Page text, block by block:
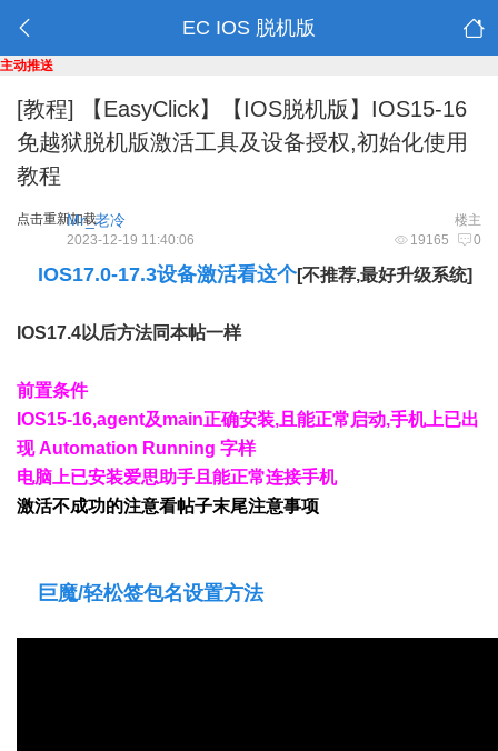
EC IOS 脱机版
主动推送
[教程]
【EasyClick】【IOS脱机版】IOS15-16
免越狱脱机版激活工具及设备授权,初始化使用
教程
点击重新加载 楼主
Mr_老冷
19165 0
2023-12-19 11:40:06
IOS17.0-17.3设备激活看这个[不推荐,最好升级系统]
IOS17.4以后方法同本帖一样
前置条件
IOS15-16,agent及main正确安装,且能正常启动,手机上已出
现 Automation Running 字样
电脑上已安装爱思助手且能正常连接手机
激活不成功的注意看帖子末尾注意事项
巨魔/轻松签包名设置方法